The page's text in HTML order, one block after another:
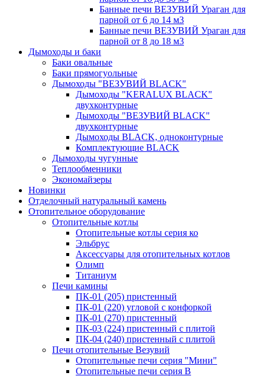
Банные печи ВЕЗУВИЙ Ураган для
парной от 6 до 14 м3
Банные печи ВЕЗУВИЙ Ураган для
парной от 8 до 18 м3
Дымоходы и баки
Баки овальные
Баки прямогуольные
Дымоходы "ВЕЗУВИЙ BLACK"
Дымоходы "KERALUX BLACK"
двухконтурные
Дымоходы "ВЕЗУВИЙ BLACK"
двухконтурные
Дымоходы BLACK, одноконтурные
Комплектующие BLACK
Дымоходы чугунные
Теплообменники
Экономайзеры
Новинки
Отделочный натуральный камень
Отопительное оборудование
Отопительные котлы
Отопительные котлы серия ко
Эльбрус
Аксессуары для отопительных котлов
Олимп
Титаниум
Печи камины
ПК-01 (205) пристенный
ПК-01 (220) угловой с конфоркой
ПК-01 (270) пристенный
ПК-03 (224) пристенный с плитой
ПК-04 (240) пристенный с плитой
Печи отопительные Везувий
Отопительные печи серия "Мини"
Отопительные печи серия В